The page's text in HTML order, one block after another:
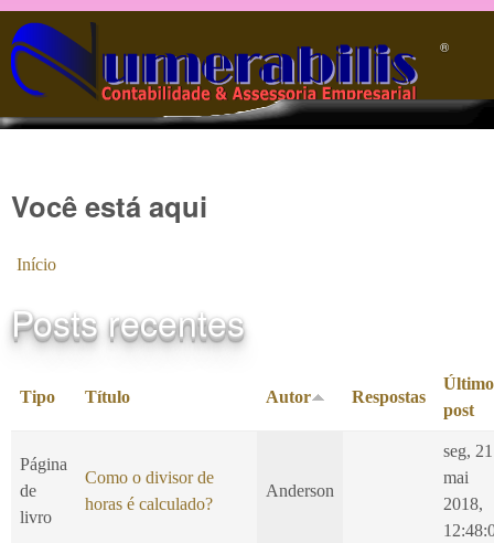
Pular para o conteúdo principal
®️
Você está aqui
Início
Posts recentes
Tipo Título Autor Respostas
Último
post
Página
de
livro
Como o divisor de
horas é calculado?
Anderson
seg, 21
mai
2018,